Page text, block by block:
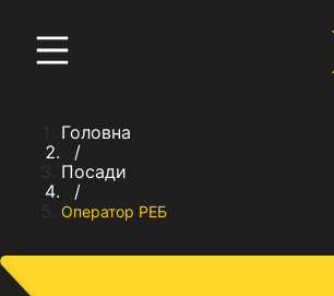
Головна
/
Посади
/
Оператор РЕБ